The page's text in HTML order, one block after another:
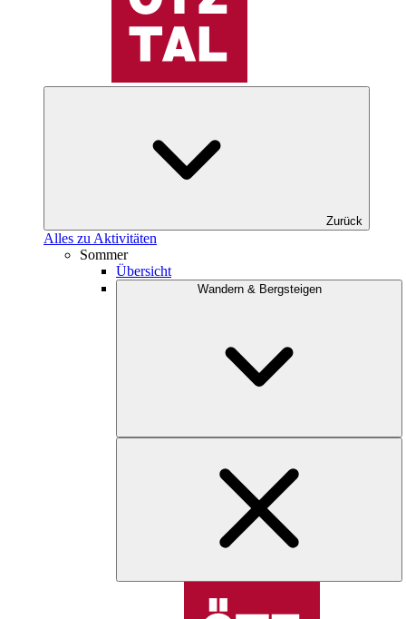
Zurück
Alles zu Aktivitäten
Sommer
Übersicht
Wandern & Bergsteigen